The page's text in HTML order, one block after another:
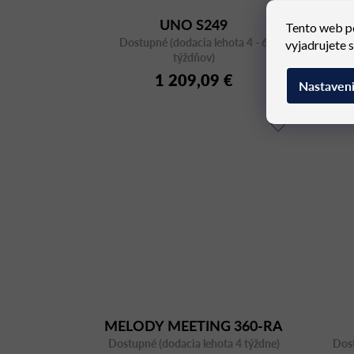
Tento web
vyjadrujete
UNO S249
Dostupné (dodacia lehota 4 - 6
týždňov)
1 209,09 €
MELODY MEETING 360-RA
F37-N6
Dostupné (dodacia lehota 4 týždne)